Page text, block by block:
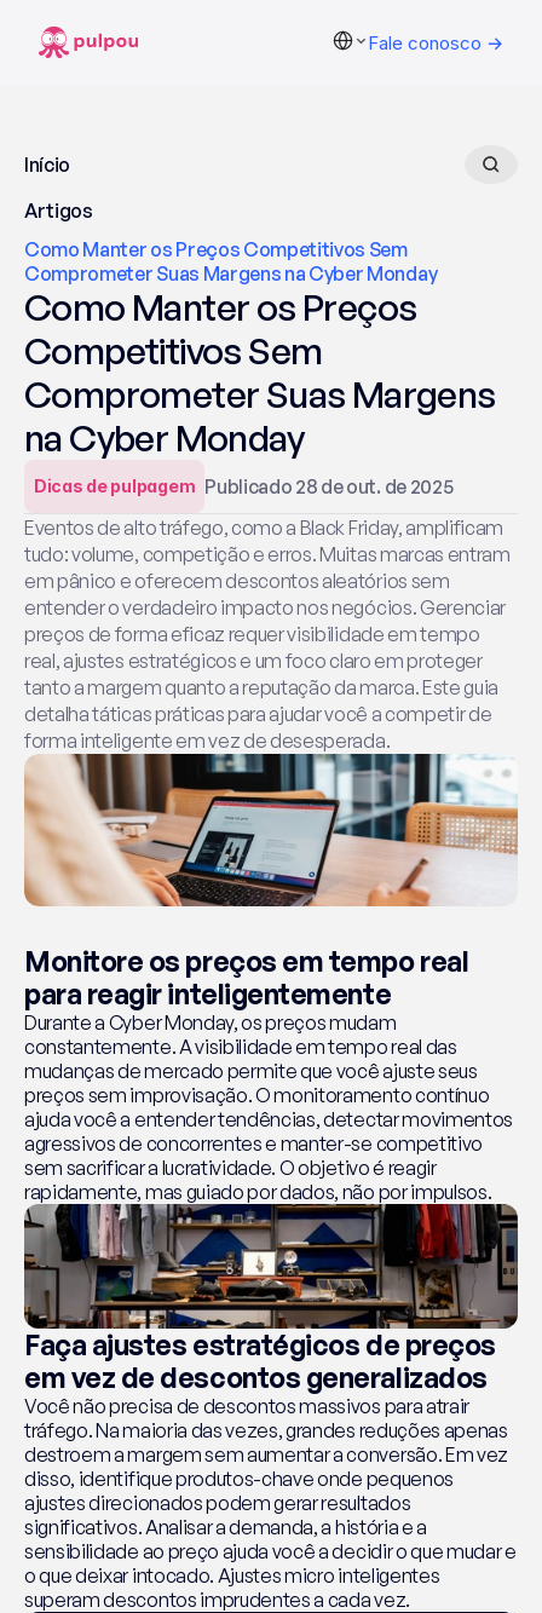
Fale conosco →
Início
Artigos
Como Manter os Preços Competitivos Sem
Comprometer Suas Margens na Cyber Monday
Como Manter os Preços
Competitivos Sem
Comprometer Suas Margens
na Cyber Monday
Dicas de pulpagem Publicado 28 de out. de 2025
Eventos de alto tráfego, como a Black Friday, amplificam
tudo: volume, competição e erros. Muitas marcas entram
em pânico e oferecem descontos aleatórios sem
entender o verdadeiro impacto nos negócios. Gerenciar
preços de forma eficaz requer visibilidade em tempo
real, ajustes estratégicos e um foco claro em proteger
tanto a margem quanto a reputação da marca. Este guia
detalha táticas práticas para ajudar você a competir de
forma inteligente em vez de desesperada.
Monitore os preços em tempo real
para reagir inteligentemente
Durante a Cyber Monday, os preços mudam
constantemente. A visibilidade em tempo real das
mudanças de mercado permite que você ajuste seus
preços sem improvisação. O monitoramento contínuo
ajuda você a entender tendências, detectar movimentos
agressivos de concorrentes e manter-se competitivo
sem sacrificar a lucratividade. O objetivo é reagir
rapidamente, mas guiado por dados, não por impulsos.
Faça ajustes estratégicos de preços
em vez de descontos generalizados
Você não precisa de descontos massivos para atrair
tráfego. Na maioria das vezes, grandes reduções apenas
destroem a margem sem aumentar a conversão. Em vez
disso, identifique produtos-chave onde pequenos
ajustes direcionados podem gerar resultados
significativos. Analisar a demanda, a história e a
sensibilidade ao preço ajuda você a decidir o que mudar e
o que deixar intocado. Ajustes micro inteligentes
superam descontos imprudentes a cada vez.